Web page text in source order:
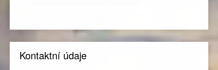
Kontaktní údaje